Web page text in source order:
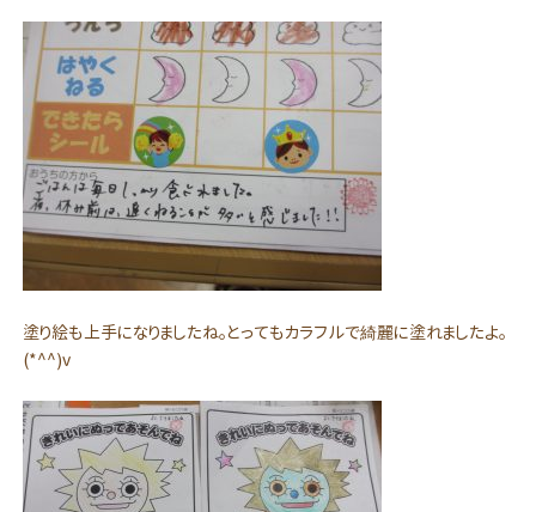
塗り絵も上手になりましたね。とってもカラフルで綺麗に塗れましたよ。
(*^^)v